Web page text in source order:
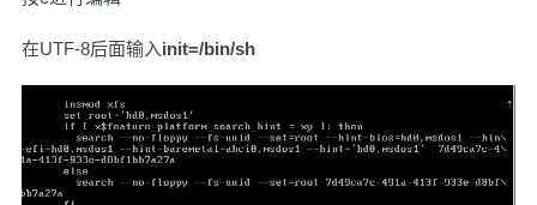
在UTF-8后面输入init=/bin/sh